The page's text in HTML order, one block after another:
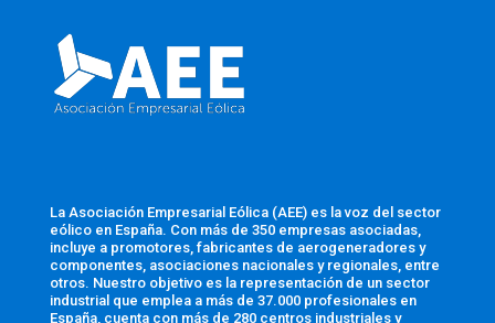
La Asociación Empresarial Eólica (AEE) es la voz del sector
eólico en España. Con más de 350 empresas asociadas,
incluye a promotores, fabricantes de aerogeneradores y
componentes, asociaciones nacionales y regionales, entre
otros. Nuestro objetivo es la representación de un sector
industrial que emplea a más de 37.000 profesionales en
España, cuenta con más de 280 centros industriales y